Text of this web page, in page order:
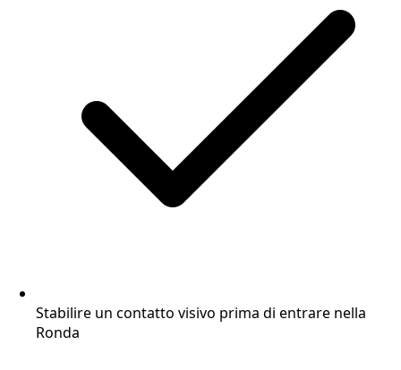
Stabilire un contatto visivo prima di entrare nella
Ronda